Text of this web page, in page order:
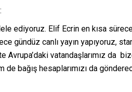
ediyoruz. Elif Ecrin en kısa
gündüz canlı yayın yapıyoruz,
vatandaşlarımız da
bağış hesaplarımızı da